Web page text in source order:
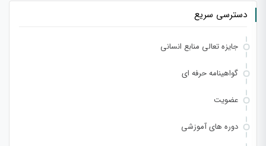
دسترسی سریع
جایزه تعالی منابع انسانی
گواهینامه حرفه ای
عضویت
دوره های آموزشی